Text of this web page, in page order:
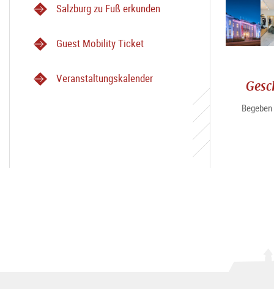
Salzburg zu Fuß erkunden
Guest Mobility Ticket
Veranstaltungskalender